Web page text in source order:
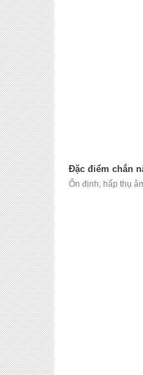
Đặc điểm chắn
Ổn định, hấp thụ